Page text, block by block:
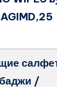
/